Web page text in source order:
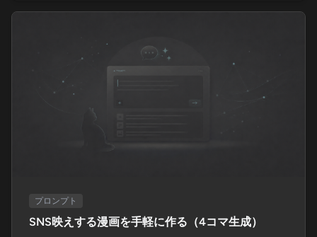
プロンプト
SNS映えする漫画を手軽に作る（4コマ生成）